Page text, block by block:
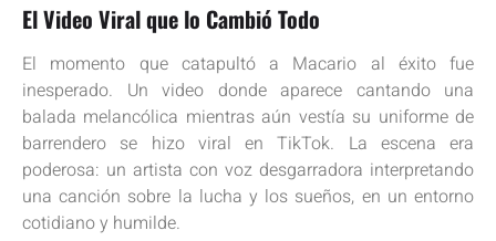
El Video Viral que lo Cambió Todo
El momento que catapultó a Macario al éxito fue
inesperado. Un video donde aparece cantando una
balada melancólica mientras aún vestía su uniforme de
barrendero se hizo viral en TikTok. La escena era
poderosa: un artista con voz desgarradora interpretando
una canción sobre la lucha y los sueños, en un entorno
cotidiano y humilde.